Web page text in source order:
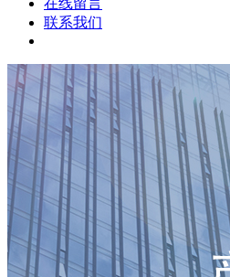
在线留言
联系我们